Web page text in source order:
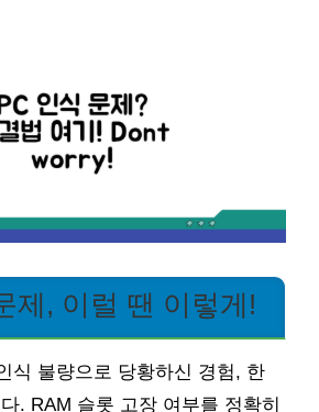
제, 이럴 땐 이렇게!
식 불량으로 당황하신 경험, 한
. RAM 슬롯 고장 여부를 정확히